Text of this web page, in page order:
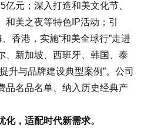
亿元；深入打造和美文化节、
美之夜等特色IP活动；引
香港，实施“和美全球行”走进
、新加坡、西班牙、韩国、泰
升与品牌建设典型案例”。公司
品名品名单、纳入历史经典产
，适配时代新需求。